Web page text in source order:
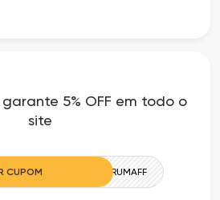
5% OFF em todo o
site
CUPOM ELETRUMAFF